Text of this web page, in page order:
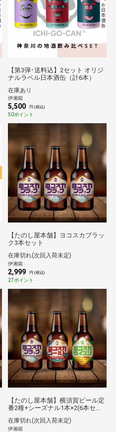
【第3弾･送料込】2セット オリジ
ナルラベル日本酒缶（計6本）
在庫あり
伊湘箱
5,500 円 (税込)
50ポイント
【たのし屋本舗】ヨコスカブラッ
ク3本セット
在庫切れ(次回入荷未定)
伊湘箱
2,999 円 (税込)
27ポイント
【たのし屋本舗】横須賀ビール定
番2種+シーズナル1本×2(6本セッ
在庫切れ(次回入荷未定)
伊湘箱